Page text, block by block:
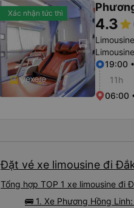
Xác nhận tức thì
4.3star
19:00
11h
06:00
Đặt vé xe limousine đi
Tổng hợp TOP 1 xe limousine đi
🚌 1. Xe Phương Hồng